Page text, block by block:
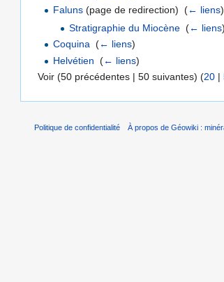
Faluns (page de redirection) ‎(← liens)
Stratigraphie du Miocène‎ (← liens)
Coquina ‎(← liens)
Helvétien ‎(← liens)
Voir (50 précédentes | 50 suivantes) (20 |
Politique de confidentialité À propos de Géowiki :